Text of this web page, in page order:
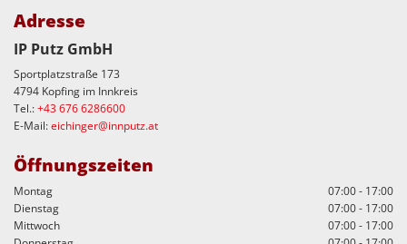
Adresse
IP Putz GmbH
Sportplatzstraße 173
4794 Kopfing im Innkreis
Tel.:+43 676 6286600
E-Mail:eichinger@innputz.at
Öffnungszeiten
Montag
07:00 - 17:00
Dienstag
07:00 - 17:00
Mittwoch
07:00 - 17:00